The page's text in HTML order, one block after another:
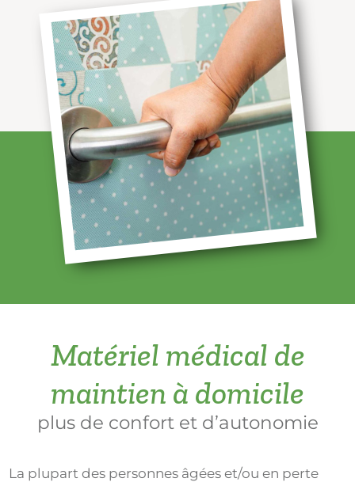
Matériel médical de
maintien à domicile
plus de confort et d’autonomie
La plupart des personnes âgées et/ou en perte